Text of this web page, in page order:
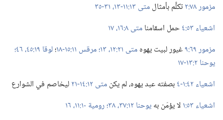
مزمور ٧٨:‏٢
تكلَّم بأمثالمتى ١٣:‏١١-‏١٣،‏
اشعياء ٥٣:‏٤
حمل اسقامنامتى ٨:‏​١٦،‏ ١٧
مزمور ٦٩:‏٩
غيور لبيت يهوهمتى ٢١:‏​١٢،‏ ١٣؛‏ مرقس ١١:‏١٥-‏١٨ ‏؛‏لوقا ١٩:‏​٤٥،‏ ٤٦؛‏
يوحنا ٢:‏١٣-‏١٧
اشعياء ٤٢:‏١-‏٤
بصفته عبد يهوه،‏ لم يكنمتى ١٢:‏١٤-‏٢١
ليخاصم في الشوارع
اشعياء ٥٣:‏١
لا يؤمَن بهيوحنا ١٢:‏​٣٧،‏ ٣٨؛‏ رومية ١٠:‏​١١،‏